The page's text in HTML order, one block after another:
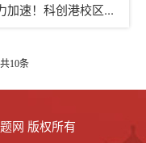
加速！科创港校区...
共10条
网 版权所有